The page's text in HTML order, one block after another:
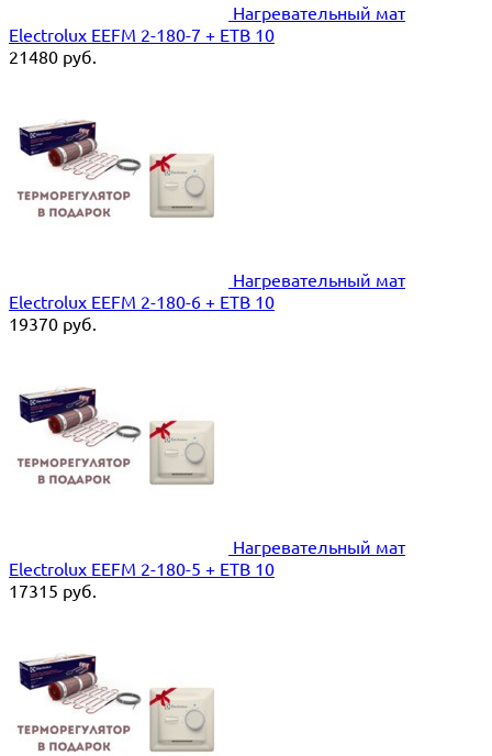
Нагревательный мат
Electrolux EEFM 2-180-7 + ETB 10
21480 руб.
Нагревательный мат
Electrolux EEFM 2-180-6 + ETB 10
19370 руб.
Нагревательный мат
Electrolux EEFM 2-180-5 + ETB 10
17315 руб.